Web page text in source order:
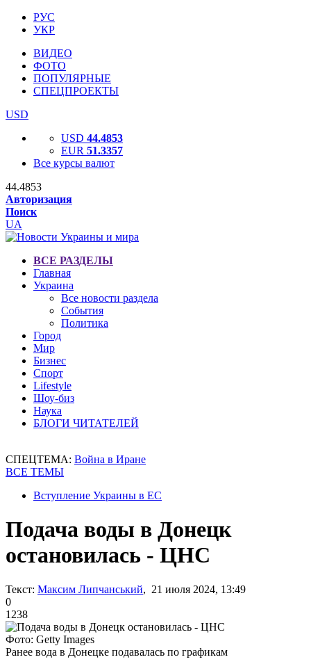
РУС
УКР
ВИДЕО
ФОТО
ПОПУЛЯРНЫЕ
СПЕЦПРОЕКТЫ
USD
USD 44.4853
EUR 51.3357
Все курсы валют
44.4853
Авторизация
Поиск
UA
ВСЕ РАЗДЕЛЫ
Главная
Украина
Все новости раздела
События
Политика
Город
Мир
Бизнес
Спорт
Lifestyle
Шоу-биз
Наука
БЛОГИ ЧИТАТЕЛЕЙ
СПЕЦТЕМА: Война в Иране
ВСЕ ТЕМЫ
Вступление Украины в ЕС
Подача воды в Донецк
остановилась - ЦНС
Текст: Максим Липчанський, 21 июля 2024, 13:49
0
1238
Фото: Getty Images
Ранее вода в Донецке подавалась по графикам